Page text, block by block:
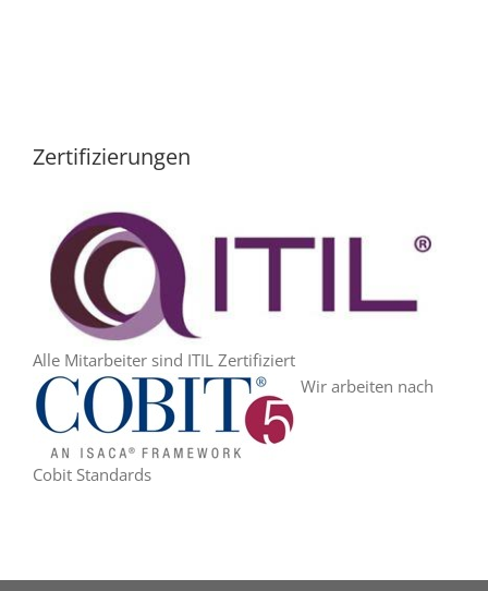
Zertifizierungen
Alle Mitarbeiter sind ITIL Zertifiziert
Wir arbeiten nach
Cobit Standards